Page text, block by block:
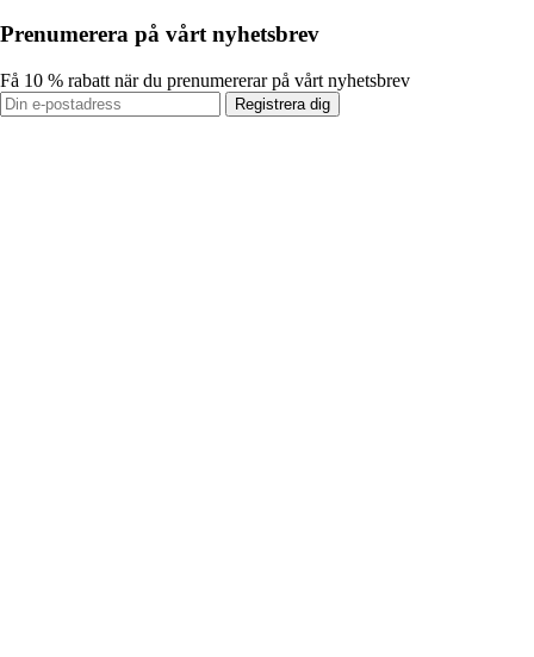
Prenumerera på vårt nyhetsbrev
Få 10 % rabatt när du prenumererar på vårt nyhetsbrev
Registrera dig